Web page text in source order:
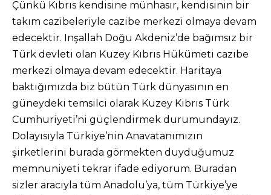
Çünkü Kıbrıs kendisine münhasır, kendisinin bir
takım cazibeleriyle cazibe merkezi olmaya devam
edecektir. Inşallah Doğu Akdeniz’de bağımsız bir
Türk devleti olan Kuzey Kıbrıs Hükümeti cazibe
merkezi olmaya devam edecektir. Haritaya
baktığımızda biz bütün Türk dünyasının en
güneydeki temsilci olarak Kuzey Kıbrıs Türk
Cumhuriyeti’ni güçlendirmek durumundayız.
Dolayısıyla Türkiye’nin Anavatanımızın
şirketlerini burada görmekten duyduğumuz
memnuniyeti tekrar ifade ediyorum. Buradan
sizler aracıyla tüm Anadolu’ya, tüm Türkiye’ye